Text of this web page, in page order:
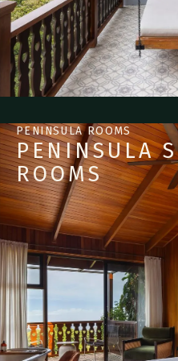
PENINSULA ROOMS
PENINSULA
ROOMS
Un escondite en el
último piso para
parejas.
LEER MÁS